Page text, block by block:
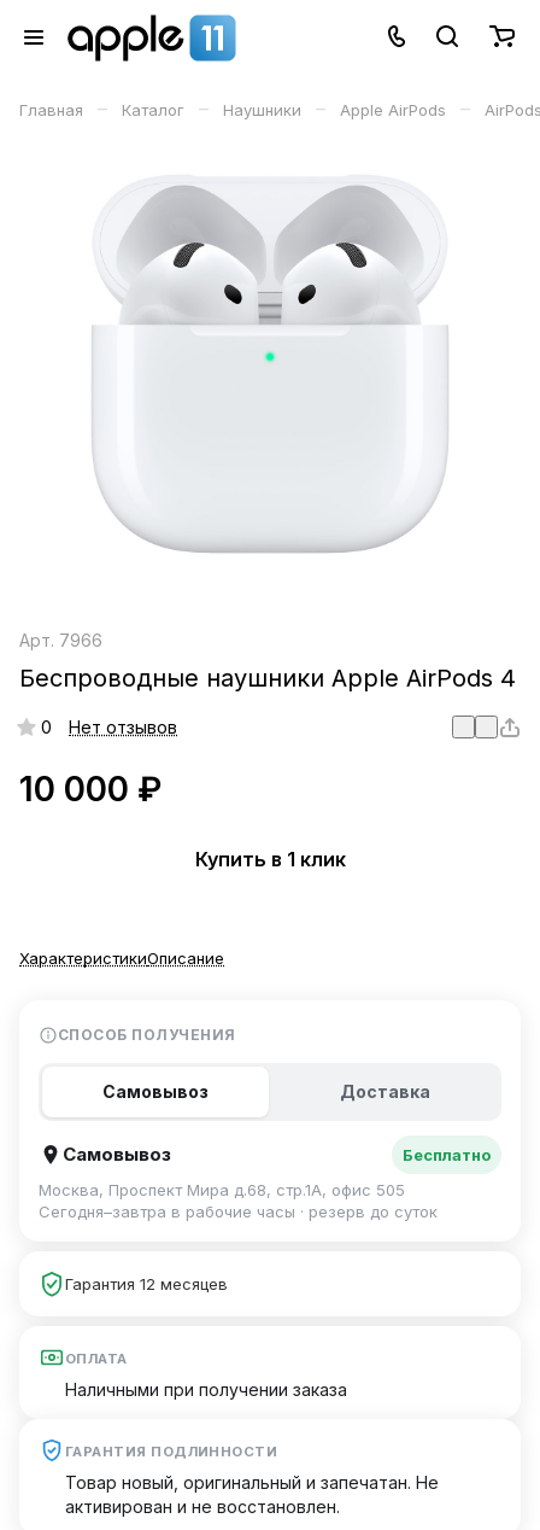
Главная – Каталог – Наушники – Apple AirPods –
Арт. 7966
Беспроводные наушники Apple AirPods 4
0 Нет отзывов
10 000 ₽
Купить в 1 клик
ХарактеристикиОписание
СПОСОБ ПОЛУЧЕНИЯ
Самовывоз Доставка
Самовывоз
Бесплатно
Москва, Проспект Мира д.68, стр.1А, офис 505
Сегодня–завтра в рабочие часы · резерв до суток
Гарантия 12 месяцев
ОПЛАТА
Наличными при получении заказа
ГАРАНТИЯ ПОДЛИННОСТИ
Товар новый, оригинальный и запечатан. Не
активирован и не восстановлен.